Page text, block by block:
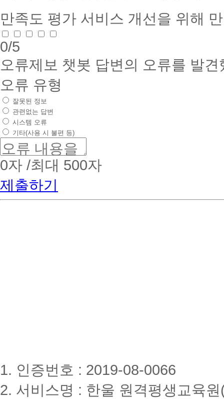
만족도 평가 서비스 개선을 위해
0/5
오류제보 챗봇 답변의 오류를 발
오류 유형
잘못된 정보
관련없는 답변
시스템 오류
기타(사용 시 불편 등)
0자 /최대 500자
제출하기
1. 인증번호 : 2019-08-0066
2. 서비스명 : 한울 원격평생교육